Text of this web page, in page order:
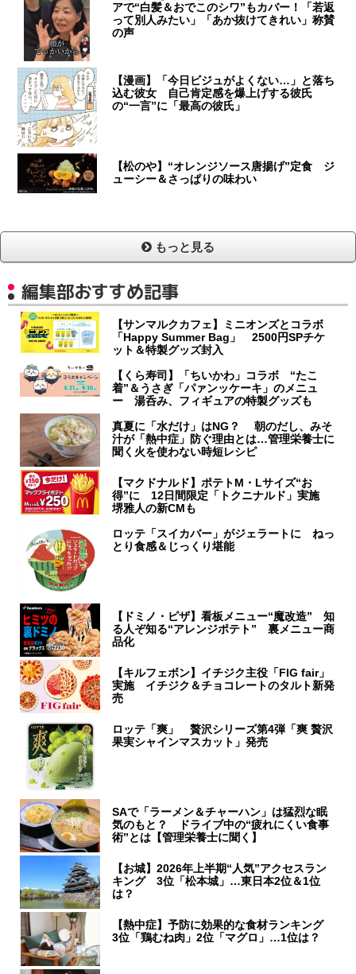
アで“白髪＆おでこのシワ”もカバー！「若返
って別人みたい」「あか抜けてきれい」称賛
の声
【漫画】「今日ビジュがよくない…」と落ち
込む彼女 自己肯定感を爆上げする彼氏
の“一言”に「最高の彼氏」
【松のや】“オレンジソース唐揚げ”定食 ジ
ューシー＆さっぱりの味わい
もっと見る
編集部おすすめ記事
【サンマルクカフェ】ミニオンズとコラボ
「Happy Summer Bag」 2500円SPチケ
ット＆特製グッズ封入
【くら寿司】「ちいかわ」コラボ “たこ
着”＆うさぎ「パァンッケーキ」のメニュ
ー 湯呑み、フィギュアの特製グッズも
真夏に「水だけ」はNG？ 朝のだし、みそ
汁が「熱中症」防ぐ理由とは…管理栄養士に
聞く火を使わない時短レシピ
【マクドナルド】ポテトM・Lサイズ“お
得”に 12日間限定「トクニナルド」実施
堺雅人の新CMも
ロッテ「スイカバー」がジェラートに ねっ
とり食感＆じっくり堪能
【ドミノ・ピザ】看板メニュー“魔改造” 知
る人ぞ知る“アレンジポテト” 裏メニュー商
品化
【キルフェボン】イチジク主役「FIG fair」
実施 イチジク＆チョコレートのタルト新発
売
ロッテ「爽」 贅沢シリーズ第4弾「爽 贅沢
果実シャインマスカット」発売
SAで「ラーメン＆チャーハン」は猛烈な眠
気のもと？ ドライブ中の“疲れにくい食事
術”とは【管理栄養士に聞く】
【お城】2026年上半期“人気”アクセスラン
キング 3位「松本城」…東日本2位＆1位
は？
【熱中症】予防に効果的な食材ランキング
3位「鶏むね肉」2位「マグロ」…1位は？